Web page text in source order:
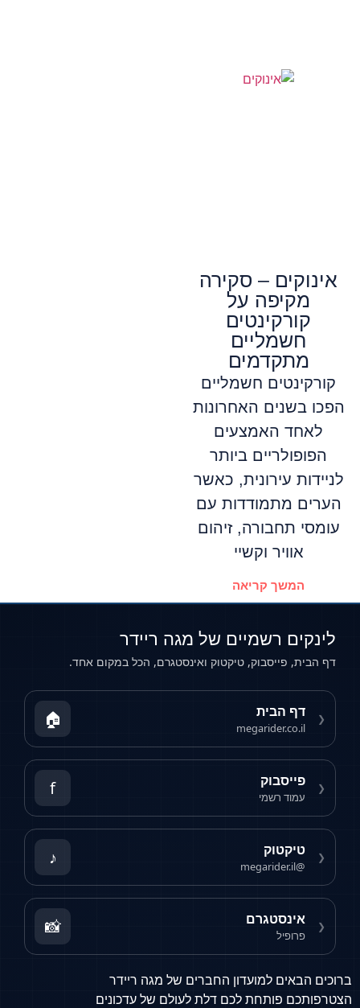
אינוקים – סקירה
מקיפה על
קורקינטים
חשמליים
מתקדמים
קורקינטים חשמליים
הפכו בשנים האחרונות
לאחד האמצעים
הפופולריים ביותר
לניידות עירונית, כאשר
הערים מתמודדות עם
עומסי תחבורה, זיהום
אוויר וקשיי
המשך קריאה
ברוכים הבאים למועדון החברים של מגה ריידר
הצטרפותכם פותחת לכם דלת לעולם של עדכונים
לינקים רשמיים של מגה ריידר
דף הבית, פייסבוק, טיקטוק ואינסטגרם, הכל במקום אחד.
❮ דף הבית
megarider.co.il
🏠
❮ פייסבוק
עמוד רשמי f
❮ טיקטוק
@megarider.il
♪
❮ אינסטגרם
פרופיל 📸